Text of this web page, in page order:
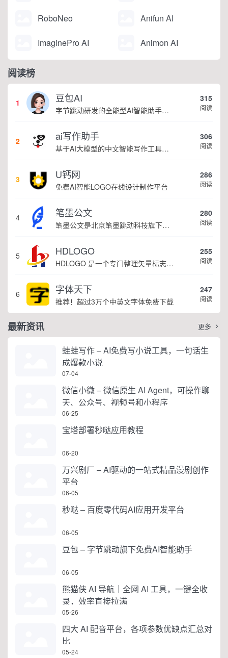
RoboNeo Anifun AI
ImaginePro AI Animon AI
阅读榜
1 豆包AI
字节跳动研发的全能型AI智能助手，提供智能对话、知识问答、内容创作、学习办公等一站式AI服务
315
阅读
2 ai写作助手
基于AI大模型的中文智能写作工具，面向学生、自媒体、职场人士提供一站式文本创作服务 核心定位 AI写作助手是依托人工智能技术打造的创作辅助平台，专注中文文本生成与优化，帮助用户快速完成各类文案、文章、论文等内容创作，提升写作效率 核心功能 ...
306
阅读
3 U钙网
免费AI智能LOGO在线设计制作平台
286
阅读
4 笔墨公文
笔墨公文是北京笔墨跳动科技旗下垂直公文赛道 AIGC 创作平台，深耕体制公文专业场景，依托海量标准公文语料训练专属大模型。平台整合 AI 公文生成、全维度智能校对、范文库、实时更新素材库、标准化公文模板五大核心板块，兼顾公文快速撰写、文稿合...
280
阅读
5 HDLOGO
HDLOGO 是一个专门整理矢量标志和图标的网站，提供各类品牌和公司的矢量标志下载服务，主要面向设计师、营销人员和企业用户，帮他们获取高质量的品牌标识资源。
255
阅读
6 字体天下
推荐！超过3万个中英文字体免费下载
247
阅读
最新资讯 更多 
蛙蛙写作 – AI免费写小说工具，一句话生
成爆款小说
07-04
微信小微 – 微信原生 AI Agent，可操作聊
天、公众号、视频号和小程序
06-25
宝塔部署秒哒应用教程
06-20
万兴剧厂 – AI驱动的一站式精品漫剧创作
平台
06-05
秒哒 – 百度零代码AI应用开发平台
06-05
豆包 – 字节跳动旗下免费AI智能助手
06-05
熊猫侠 AI 导航｜全网 AI 工具，一键全收
录，效率直接拉满
05-26
四大 AI 配音平台，各项参数优缺点汇总对
比
05-24